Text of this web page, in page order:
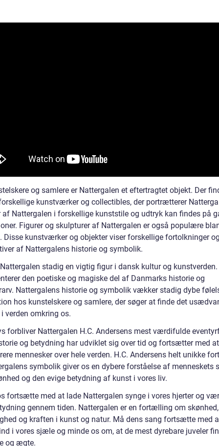
og samlere er Nattergalen et eftertragtet objekt. Der
kunstværker og collectibles, der portrætterer
af Nattergalen i forskellige kunststile og udtryk kan findes på
Figurer og skulpturer af Nattergalen er også populære
Disse kunstværker og objekter viser forskellige fortolkninger
af Nattergalens historie og symbolik.
stadig en vigtig figur i dansk kultur og kunstverden.
den poetiske og magiske del af Danmarks historie og
Nattergalens historie og symbolik vækker stadig dybe
hos kunstelskere og samlere, der søger at finde det
verden omkring os.
forbliver Nattergalen H.C. Andersens mest værdifulde
og betydning har udviklet sig over tid og fortsætter med
mennesker over hele verden. H.C. Andersens helt unikke
symbolik giver os en dybere forståelse af menneskets
og den evige betydning af kunst i vores liv.
fortsætte med at lade Nattergalen synge i vores hjerter og
gennem tiden. Nattergalen er en fortælling om
og kraften i kunst og natur. Må dens sang fortsætte med
i vores sjæle og minde os om, at de mest dyrebare juveler
og ægte.